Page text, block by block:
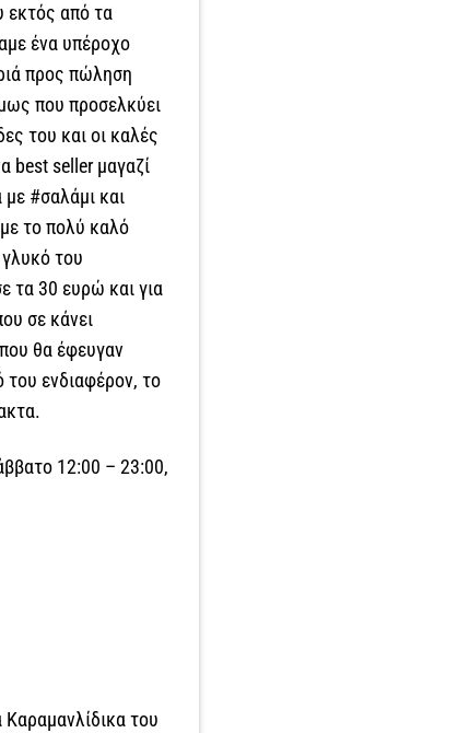
εκτός από τα
ένα υπέροχο
προς πώληση
που προσελκύει
του και οι καλές
best seller μαγαζί
#σαλάμι και
το πολύ καλό
του
τα 30 ευρώ και για
σε κάνει
θα έφευγαν
ενδιαφέρον, το
12:00 – 23:00,
του